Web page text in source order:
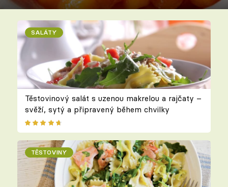
SALÁTY
Těstovinový salát s uzenou makrelou a rajčaty –
svěží, sytý a připravený během chvilky
TĚSTOVINY